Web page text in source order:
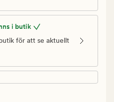
i butik
för att se aktuellt